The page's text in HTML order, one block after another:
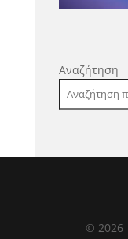
Αναζήτηση
© 2026